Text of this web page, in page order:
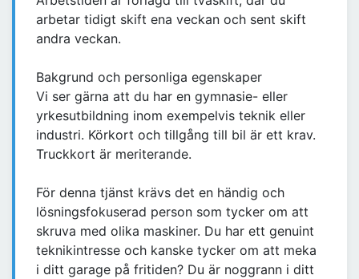
arbetar tidigt skift ena veckan och sent skift
andra veckan.
Bakgrund och personliga egenskaper
Vi ser gärna att du har en gymnasie- eller
yrkesutbildning inom exempelvis teknik eller
industri. Körkort och tillgång till bil är ett krav.
Truckkort är meriterande.
För denna tjänst krävs det en händig och
lösningsfokuserad person som tycker om att
skruva med olika maskiner. Du har ett genuint
teknikintresse och kanske tycker om att meka
i ditt garage på fritiden? Du är noggrann i ditt